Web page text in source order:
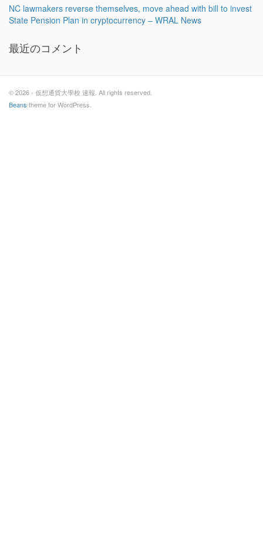
NC lawmakers reverse themselves, move ahead with bill to invest
State Pension Plan in cryptocurrency – WRAL News
最近のコメント
© 2026 - 仮想通貨大學校 速報. All rights reserved.
Beans theme for WordPress.